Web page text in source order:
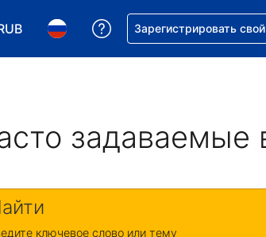
Выберите валюту. Текущая валюта —
Выберите язык. Текущий язык —
Получите помощь с
Зарегистрировать
задаваемые
ключевое слово или тему